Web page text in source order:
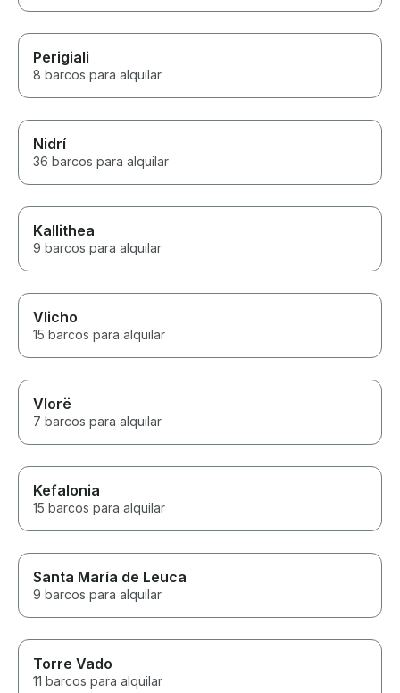
Perigiali
8 barcos para alquilar
Nidrí
36 barcos para alquilar
Kallithea
9 barcos para alquilar
Vlicho
15 barcos para alquilar
Vlorë
7 barcos para alquilar
Kefalonia
15 barcos para alquilar
Santa María de Leuca
9 barcos para alquilar
Torre Vado
11 barcos para alquilar